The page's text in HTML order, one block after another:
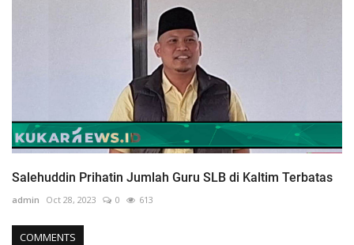
Salehuddin Prihatin Jumlah Guru SLB di Kaltim Terbatas
admin Oct 28, 2023 0 613
COMMENTS